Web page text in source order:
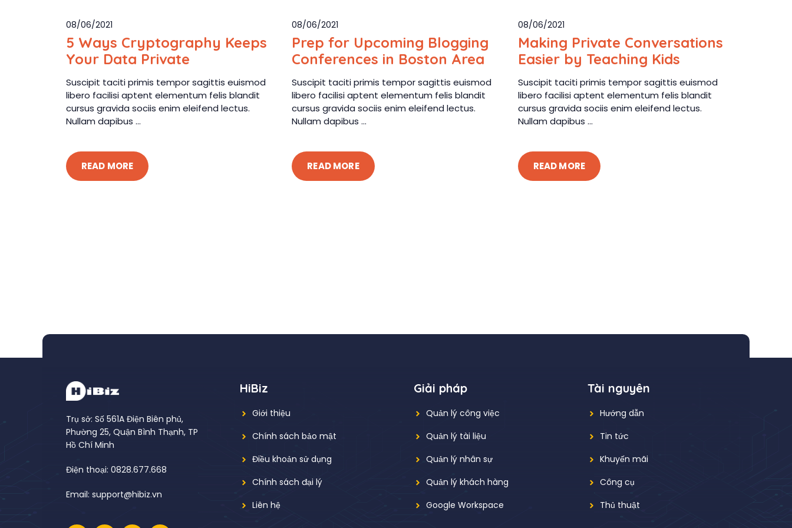
08/06/2021
5 Ways Cryptography Keeps
Your Data Private
Suscipit taciti primis tempor sagittis euismod
libero facilisi aptent elementum felis blandit
cursus gravida sociis enim eleifend lectus.
Nullam dapibus ...
READ MORE
08/06/2021
Prep for Upcoming Blogging
Conferences in Boston Area
Suscipit taciti primis tempor sagittis euismod
libero facilisi aptent elementum felis blandit
cursus gravida sociis enim eleifend lectus.
Nullam dapibus ...
READ MORE
08/06/2021
Making Private Conversations
Easier by Teaching Kids
Suscipit taciti primis tempor sagittis euismod
libero facilisi aptent elementum felis blandit
cursus gravida sociis enim eleifend lectus.
Nullam dapibus ...
READ MORE
Trụ sở: Số 561A Điện Biên phủ,
Phường 25, Quận Bình Thạnh, TP
Hồ Chí Minh
Điện thoại: 0828.677.668
Email: support@hibiz.vn
HiBiz
Giới thiệu
Chính sách bảo mật
Điều khoản sử dụng
Chính sách đại lý
Liên hệ
Giải pháp
Quản lý công việc
Quản lý tài liệu
Quản lý nhân sự
Quản lý khách hàng
Google Workspace
Tài nguyên
Hướng dẫn
Tin tức
Khuyến mãi
Công cụ
Thủ thuật